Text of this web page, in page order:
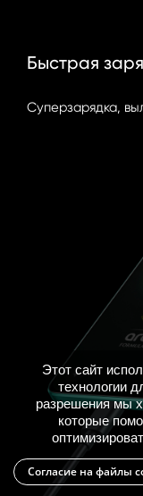
Суперзарядка,
Быстрая
Этот сайт
технологии
разрешения мы
которые
Согласие на файлы